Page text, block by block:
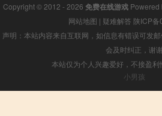
Copyright © 2012 - 2026 免费在线游戏Powered
网站地图 | 疑难解答 陕ICP
声明：本站内容来自互联网，如信息有错误可发
会及时纠正，谢谢
本站仅为个人兴趣爱好，不接盈
小男孩